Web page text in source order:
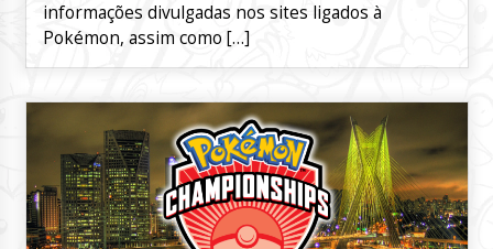
informações divulgadas nos sites ligados à
Pokémon, assim como […]